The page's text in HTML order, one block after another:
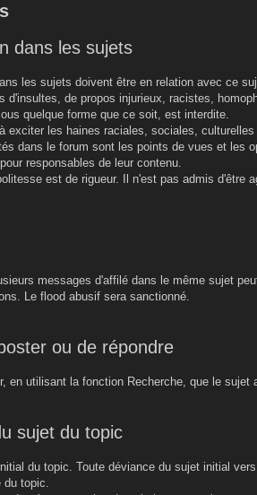
dans les sujets
les sujets doivent être en relation avec ce
d'insultes, de propos injurieux, racistes,
quelque forme que ce soit, est interdite.
exciter les haines raciales, sociales,
dans le forum sont les points de vues et les
responsables de leur contenu.
est de rigueur. Il n'est pas admis d'être
messages d'affilé dans le même sujet
Le flood abusif sera sanctionné.
ou de répondre
en utilisant la fonction Recherche, que le sujet
sujet du topic
du topic. Toute déviance du sujet initial
du topic.